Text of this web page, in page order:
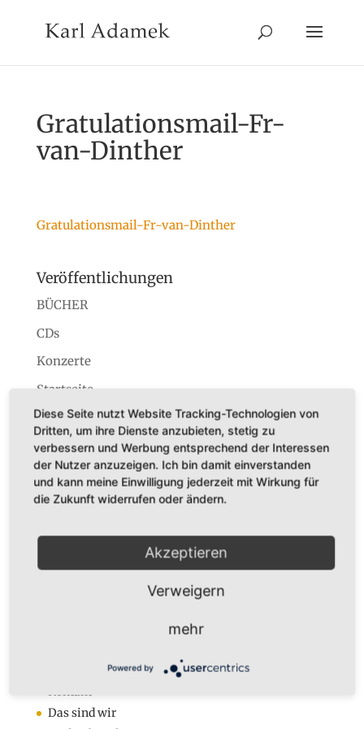
Gratulationsmail-Fr-
van-Dinther
Gratulationsmail-Fr-van-Dinther
Veröffentlichungen
BÜCHER
CDs
Konzerte
Startseite
Dr. Karl Adamek
Tel. +49 (0)160-7877562
Fax +49 (0)2324-570405
infos@karladamek.de
Anmeldung zum Newsletter
Kontakt
Das sind wir
Diese Seite nutzt Website Tracking-Technologien von
Dritten, um ihre Dienste anzubieten, stetig zu
verbessern und Werbung entsprechend der Interessen
der Nutzer anzuzeigen. Ich bin damit einverstanden
und kann meine Einwilligung jederzeit mit Wirkung für
die Zukunft widerrufen oder ändern.
Akzeptieren
Verweigern
mehr
Powered by